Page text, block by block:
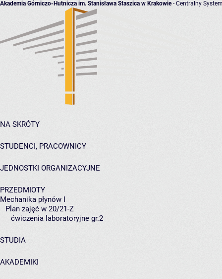
Akademia Górniczo-Hutnicza im. Stanisława Staszica w Krakowie- Centralny
NA SKRÓTY
STUDENCI, PRACOWNICY
JEDNOSTKI ORGANIZACYJNE
PRZEDMIOTY
Mechanika płynów I
Plan zajęć w 20/21-Z
ćwiczenia laboratoryjne gr.2
STUDIA
AKADEMIKI